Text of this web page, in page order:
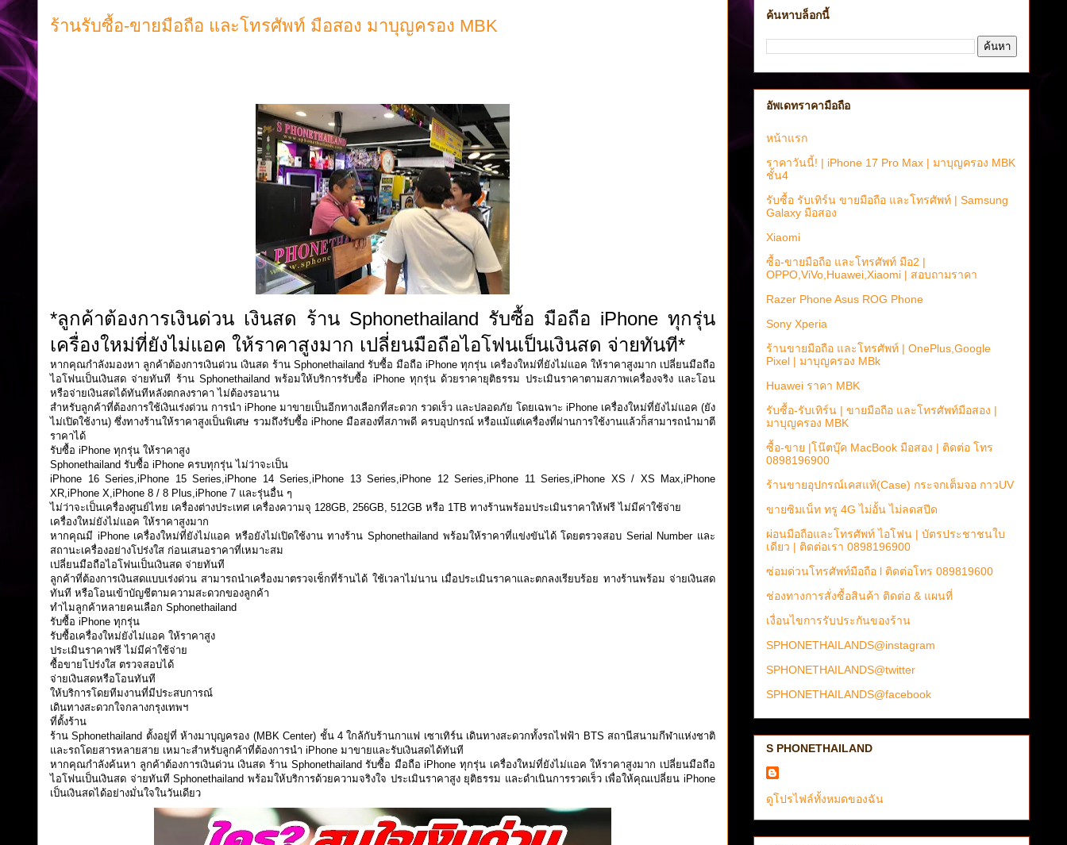
ร้านรับซื้อ-ขายมือถือ และโทรศัพท์ มือสอง มาบุญครอง MBK
*ลูกค้าต้องการเงินด่วน เงินสด ร้าน Sphonethailand รับซื้อ มือถือ iPhone ทุกรุ่น
เครื่องใหม่ที่ยังไม่แอค ให้ราคาสูงมาก เปลี่ยนมือถือไอโฟนเป็นเงินสด จ่ายทันที*
หากคุณกำลังมองหา ลูกค้าต้องการเงินด่วน เงินสด ร้าน Sphonethailand รับซื้อ มือถือ iPhone ทุกรุ่น เครื่องใหม่ที่ยังไม่แอค ให้ราคาสูงมาก เปลี่ยนมือถือ
ไอโฟนเป็นเงินสด จ่ายทันที ร้าน Sphonethailand พร้อมให้บริการรับซื้อ iPhone ทุกรุ่น ด้วยราคายุติธรรม ประเมินราคาตามสภาพเครื่องจริง และโอน
หรือจ่ายเงินสดได้ทันทีหลังตกลงราคา ไม่ต้องรอนาน
สำหรับลูกค้าที่ต้องการใช้เงินเร่งด่วน การนำ iPhone มาขายเป็นอีกทางเลือกที่สะดวก รวดเร็ว และปลอดภัย โดยเฉพาะ iPhone เครื่องใหม่ที่ยังไม่แอค (ยัง
ไม่เปิดใช้งาน) ซึ่งทางร้านให้ราคาสูงเป็นพิเศษ รวมถึงรับซื้อ iPhone มือสองที่สภาพดี ครบอุปกรณ์ หรือแม้แต่เครื่องที่ผ่านการใช้งานแล้วก็สามารถนำมาตี
ราคาได้
รับซื้อ iPhone ทุกรุ่น ให้ราคาสูง
Sphonethailand รับซื้อ iPhone ครบทุกรุ่น ไม่ว่าจะเป็น
iPhone 16 Series,iPhone 15 Series,iPhone 14 Series,iPhone 13 Series,iPhone 12 Series,iPhone 11 Series,iPhone XS / XS Max,iPhone
XR,iPhone X,iPhone 8 / 8 Plus,iPhone 7 และรุ่นอื่น ๆ
ไม่ว่าจะเป็นเครื่องศูนย์ไทย เครื่องต่างประเทศ เครื่องความจุ 128GB, 256GB, 512GB หรือ 1TB ทางร้านพร้อมประเมินราคาให้ฟรี ไม่มีค่าใช้จ่าย
เครื่องใหม่ยังไม่แอค ให้ราคาสูงมาก
หากคุณมี iPhone เครื่องใหม่ที่ยังไม่แอค หรือยังไม่เปิดใช้งาน ทางร้าน Sphonethailand พร้อมให้ราคาที่แข่งขันได้ โดยตรวจสอบ Serial Number และ
สถานะเครื่องอย่างโปร่งใส ก่อนเสนอราคาที่เหมาะสม
เปลี่ยนมือถือไอโฟนเป็นเงินสด จ่ายทันที
ลูกค้าที่ต้องการเงินสดแบบเร่งด่วน สามารถนำเครื่องมาตรวจเช็กที่ร้านได้ ใช้เวลาไม่นาน เมื่อประเมินราคาและตกลงเรียบร้อย ทางร้านพร้อม จ่ายเงินสด
ทันที หรือโอนเข้าบัญชีตามความสะดวกของลูกค้า
ทำไมลูกค้าหลายคนเลือก Sphonethailand
รับซื้อ iPhone ทุกรุ่น
รับซื้อเครื่องใหม่ยังไม่แอค ให้ราคาสูง
ประเมินราคาฟรี ไม่มีค่าใช้จ่าย
ซื้อขายโปร่งใส ตรวจสอบได้
จ่ายเงินสดหรือโอนทันที
ให้บริการโดยทีมงานที่มีประสบการณ์
เดินทางสะดวกใจกลางกรุงเทพฯ
ที่ตั้งร้าน
ร้าน Sphonethailand ตั้งอยู่ที่ ห้างมาบุญครอง (MBK Center) ชั้น 4 ใกล้กับร้านกาแฟ เซาเทิร์น เดินทางสะดวกทั้งรถไฟฟ้า BTS สถานีสนามกีฬาแห่งชาติ
และรถโดยสารหลายสาย เหมาะสำหรับลูกค้าที่ต้องการนำ iPhone มาขายและรับเงินสดได้ทันที
หากคุณกำลังค้นหา ลูกค้าต้องการเงินด่วน เงินสด ร้าน Sphonethailand รับซื้อ มือถือ iPhone ทุกรุ่น เครื่องใหม่ที่ยังไม่แอค ให้ราคาสูงมาก เปลี่ยนมือถือ
ไอโฟนเป็นเงินสด จ่ายทันที Sphonethailand พร้อมให้บริการด้วยความจริงใจ ประเมินราคาสูง ยุติธรรม และดำเนินการรวดเร็ว เพื่อให้คุณเปลี่ยน iPhone
เป็นเงินสดได้อย่างมั่นใจในวันเดียว
ค้นหาบล็อกนี้
อัพเดทราคามือถือ
หน้าแรก
ราคาวันนี้! | iPhone 17 Pro Max | มาบุญครอง MBK
ชั้น4
รับซื้อ รับเทิร์น ขายมือถือ และโทรศัพท์ | Samsung
Galaxy มือสอง
Xiaomi
ซื้อ-ขายมือถือ และโทรศัพท์ มือ2 |
OPPO,ViVo,Huawei,Xiaomi | สอบถามราคา
Razer Phone Asus ROG Phone
Sony Xperia
ร้านขายมือถือ และโทรศัพท์ | OnePlus,Google
Pixel | มาบุญครอง MBk
Huawei ราคา MBK
รับซื้อ-รับเทิร์น | ขายมือถือ และโทรศัพท์มือสอง |
มาบุญครอง MBK
ซื้อ-ขาย |โน๊ตบุ๊ค MacBook มือสอง | ติดต่อ โทร
0898196900
ร้านขายอุปกรณ์เคสแท้(Case) กระจกเต็มจอ กาวUV
ขายซิมเน็ท ทรู 4G ไม่อั้น ไม่ลดสปีด
ผ่อนมือถือและโทรศัพท์ ไอโฟน | บัตรประชาชนใบ
เดียว | ติดต่อเรา 0898196900
ซ่อมด่วนโทรศัพท์มือถือ l ติดต่อโทร 089819600
ช่องทางการสั่งซื้อสินค้า ติดต่อ & แผนที่
เงื่อนไขการรับประกันของร้าน
SPHONETHAILANDS@instagram
SPHONETHAILANDS@twitter
SPHONETHAILANDS@facebook
S PHONETHAILAND
ดูโปรไฟล์ทั้งหมดของฉัน